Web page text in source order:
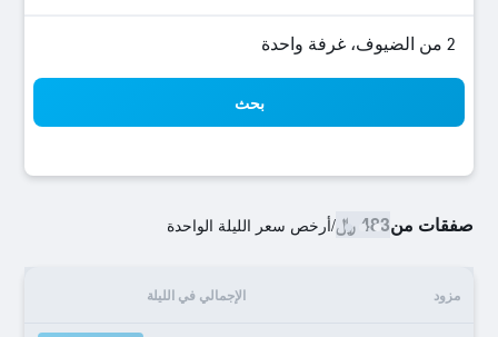
2 من الضيوف، غرفة واحدة
بحث
صفقات من483 ﷼ /أرخص سعر الليلة الواحدة
مزود الإجمالي في الليلة